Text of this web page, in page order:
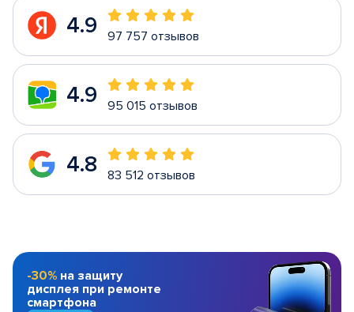
4.9 97 757 отзывов
4.9 95 015 отзывов
4.8 83 512 отзывов
-30% на защиту
дисплея при ремонте
смартфона